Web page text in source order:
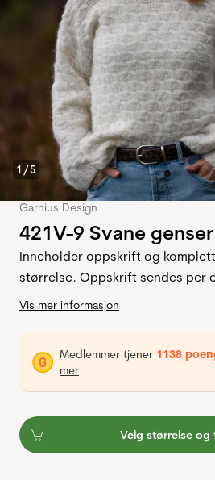
1 /5
Garnius Design
421V-9 Svane genser
Inneholder oppskrift og
størrelse. Oppskrift sendes per
Vis mer informasjon
Medlemmer tjener 1138
mer
Velg størrelse og